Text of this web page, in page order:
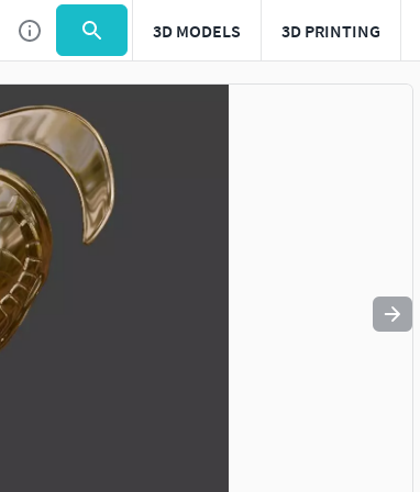
3D MODELS 3D PRINTING
Use to navigate. Press esc to quit